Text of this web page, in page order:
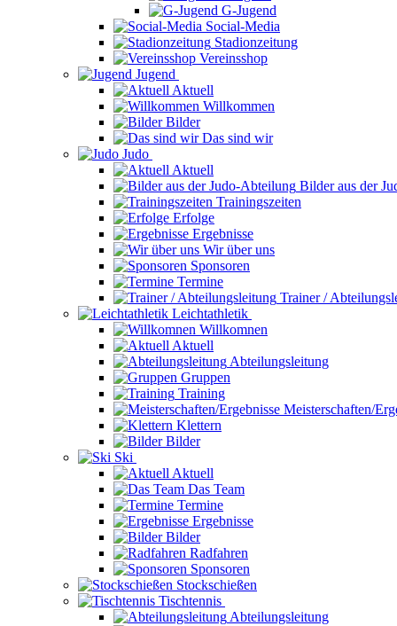
G-Jugend
Social-Media
Stadionzeitung
Vereinsshop
Jugend
Aktuell
Willkommen
Bilder
Das sind wir
Judo
Aktuell
Bilder aus der
Trainingszeiten
Erfolge
Ergebnisse
Wir über uns
Sponsoren
Termine
Trainer /
Leichtathletik
Willkomnen
Aktuell
Abteilungsleitung
Gruppen
Training
Meisterschaften/
Klettern
Bilder
Ski
Aktuell
Das Team
Termine
Ergebnisse
Bilder
Radfahren
Sponsoren
Stockschießen
Tischtennis
Abteilungsleitung